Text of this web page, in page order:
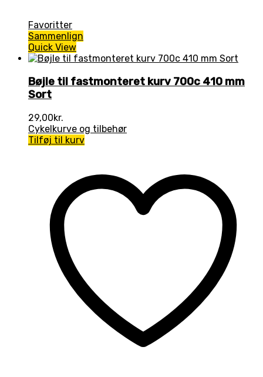
Favoritter
Sammenlign
Quick View
Bøjle til fastmonteret kurv 700c 410 mm
Sort
29,00kr.
Cykelkurve og tilbehør
Tilføj til kurv